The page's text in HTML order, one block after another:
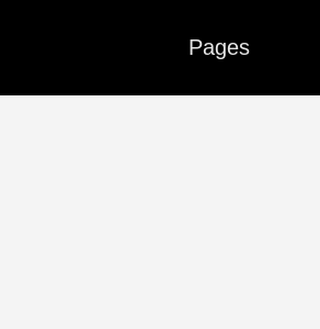
Pages